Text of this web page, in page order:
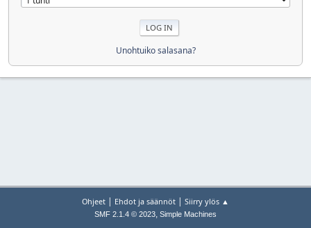
Unohtuiko salasana?
Ohjeet | Ehdot ja säännöt | Siirry ylös ▲
SMF 2.1.4 © 2023, Simple Machines